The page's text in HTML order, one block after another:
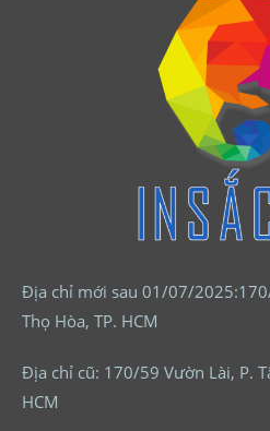
Địa chỉ mới sau 01/07/
Thọ Hòa, TP. HCM
Địa chỉ cũ: 170/59 Vườn Lài, P.
HCM